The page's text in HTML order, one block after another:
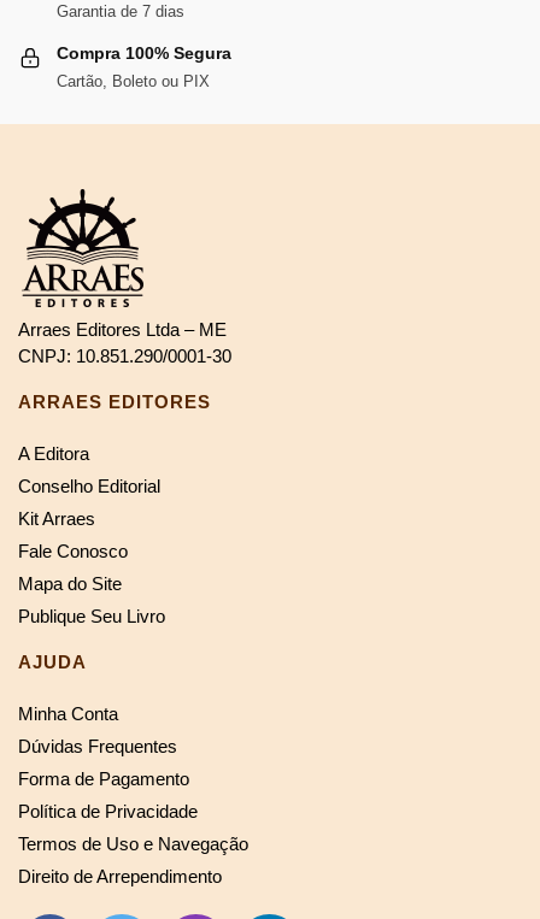
Garantia de 7 dias
Compra 100% Segura
Cartão, Boleto ou PIX
Arraes Editores Ltda – ME
CNPJ: 10.851.290/0001-30
ARRAES EDITORES
A Editora
Conselho Editorial
Kit Arraes
Fale Conosco
Mapa do Site
Publique Seu Livro
AJUDA
Minha Conta
Dúvidas Frequentes
Forma de Pagamento
Política de Privacidade
Termos de Uso e Navegação
Direito de Arrependimento